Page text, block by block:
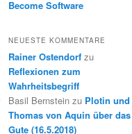
Become Software
NEUESTE KOMMENTARE
Rainer Ostendorf zu
Reflexionen zum
Wahrheitsbegriff
Basil Bernstein zu Plotin und
Thomas von Aquin über das
Gute (16.5.2018)